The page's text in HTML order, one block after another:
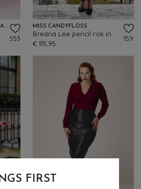
FIRST
VINTAGE CHIC FOR TOPVINTAGE
553
MISS CANDYFLOSS
€ 115,95
159